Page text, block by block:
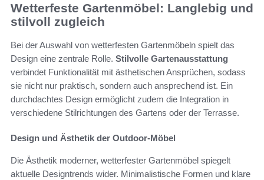
Wetterfeste Gartenmöbel: Langlebig und
stilvoll zugleich
Bei der Auswahl von wetterfesten Gartenmöbeln spielt das
Design eine zentrale Rolle. Stilvolle Gartenausstattung
verbindet Funktionalität mit ästhetischen Ansprüchen, sodass
sie nicht nur praktisch, sondern auch ansprechend ist. Ein
durchdachtes Design ermöglicht zudem die Integration in
verschiedene Stilrichtungen des Gartens oder der Terrasse.
Design und Ästhetik der Outdoor-Möbel
Die Ästhetik moderner, wetterfester Gartenmöbel spiegelt
aktuelle Designtrends wider. Minimalistische Formen und klare